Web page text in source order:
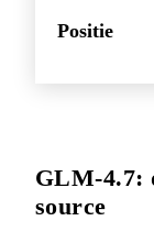
Positie
GLM-4.7:
source